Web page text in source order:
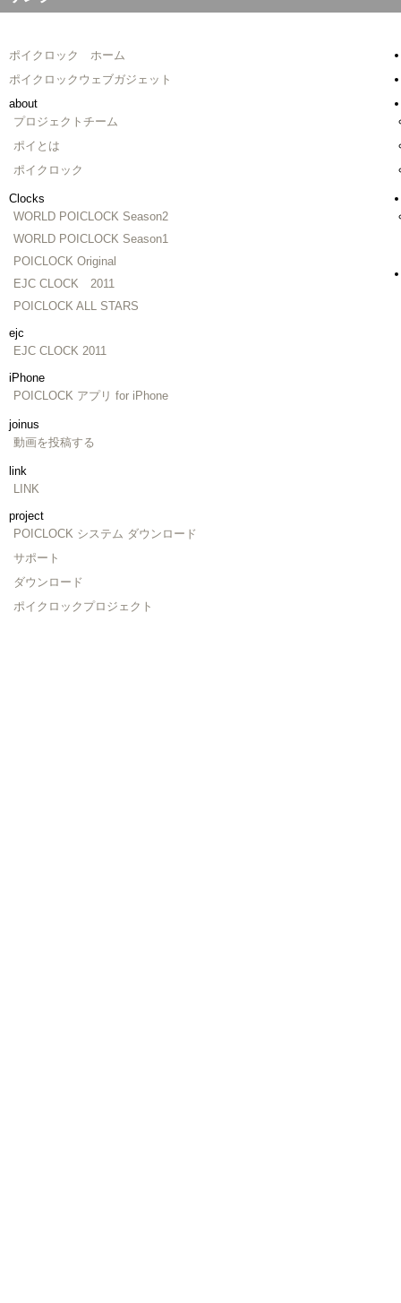
ポイクロック ホーム
ポイクロックウェブガジェット
about
プロジェクトチーム
ポイとは
ポイクロック
Clocks
WORLD POICLOCK Season2
WORLD POICLOCK Season1
POICLOCK Original
EJC CLOCK 2011
POICLOCK ALL STARS
ejc
EJC CLOCK 2011
iPhone
POICLOCK アプリ for iPhone
joinus
動画を投稿する
link
LINK
project
POICLOCK システム ダウンロード
サポート
ダウンロード
ポイクロックプロジェクト